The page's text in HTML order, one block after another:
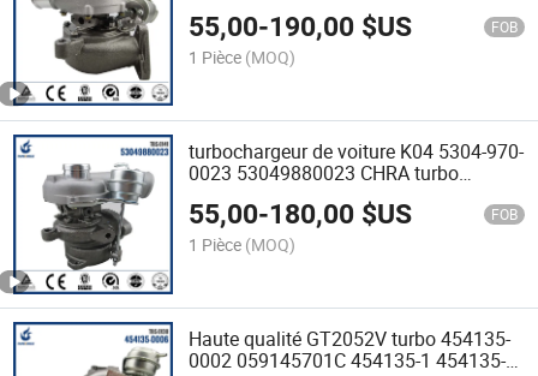
55,00-190,00 $US FOB
1 Pièce (MOQ)
turbochargeur de voiture K04 5304-970-
0023 53049880023 CHRA turbo
55,00-180,00 $US FOB
1 Pièce (MOQ)
Haute qualité GT2052V turbo 454135-
0002 059145701C 454135-1 454135-